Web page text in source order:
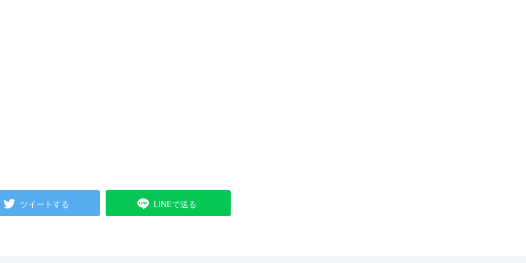
ツイートする LINEで送る